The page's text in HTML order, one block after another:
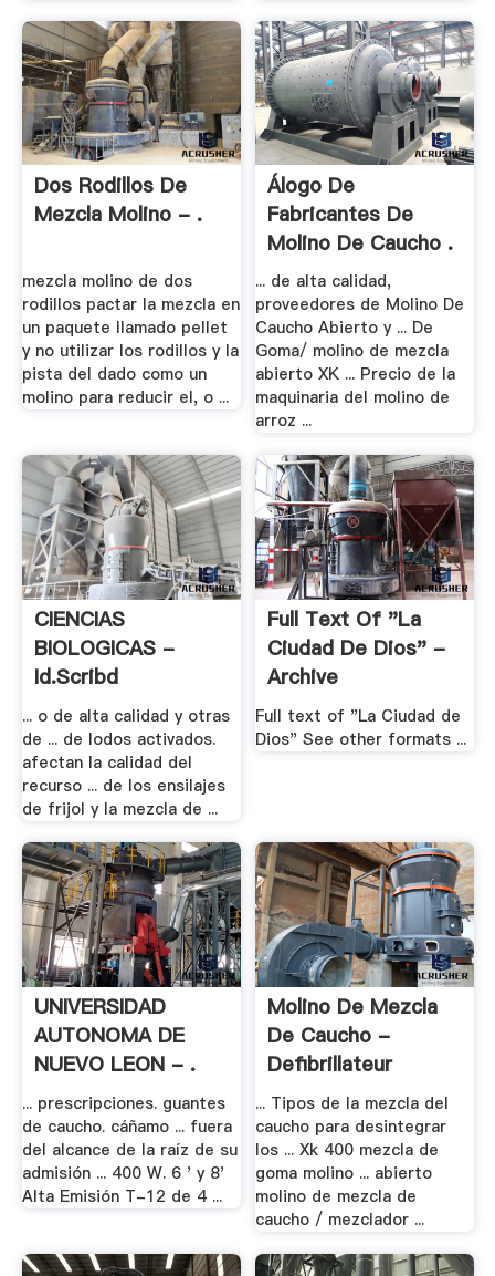
Dos Rodillos De
Mezcla Molino - .
mezcla molino de dos
rodillos pactar la mezcla en
un paquete llamado pellet
y no utilizar los rodillos y la
pista del dado como un
molino para reducir el, o ...
Álogo De
Fabricantes De
Molino De Caucho .
... de alta calidad,
proveedores de Molino De
Caucho Abierto y ... De
Goma/ molino de mezcla
abierto XK ... Precio de la
maquinaria del molino de
arroz ...
CIENCIAS
BIOLOGICAS -
Id.scribd
... o de alta calidad y otras
de ... de lodos activados.
afectan la calidad del
recurso ... de los ensilajes
de frijol y la mezcla de ...
Full Text Of "La
Ciudad De Dios" -
Archive
Full text of "La Ciudad de
Dios" See other formats ...
UNIVERSIDAD
AUTONOMA DE
NUEVO LEON - .
... prescripciones. guantes
de caucho. cáñamo ... fuera
del alcance de la raíz de su
admisión ... 400 W. 6 ' y 8'
Alta Emisión T-12 de 4 ...
Molino De Mezcla
De Caucho -
Defibrillateur
... Tipos de la mezcla del
caucho para desintegrar
los ... Xk 400 mezcla de
goma molino ... abierto
molino de mezcla de
caucho / mezclador ...